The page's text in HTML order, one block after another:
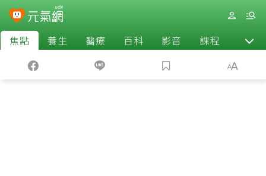
焦點 養生 醫療 百科 影音 課程 退休